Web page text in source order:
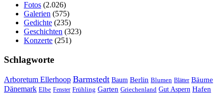
Fotos (2.026)
Galerien (575)
Gedichte (235)
Geschichten (323)
Konzerte (251)
Schlagworte
Arboretum Ellerhoop Barmstedt Baum Berlin Blumen Blätter Bäume
Dänemark Elbe Fenster Frühling Garten Griechenland Gut Aspern Hafen